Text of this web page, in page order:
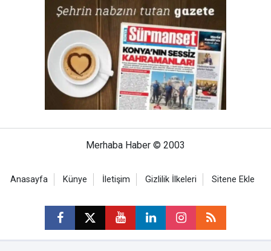
Merhaba Haber © 2003
Anasayfa Künye İletişim Gizlilik İlkeleri Sitene Ekle